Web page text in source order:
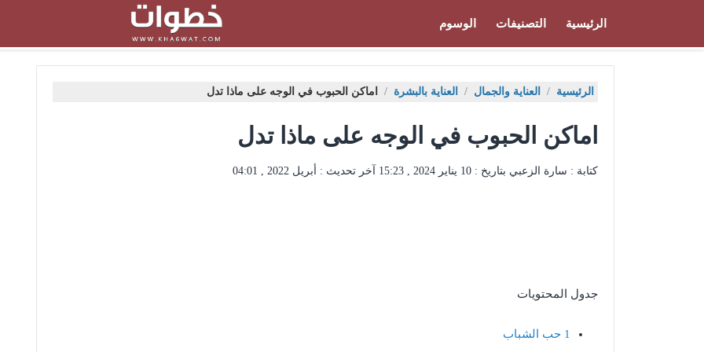
الرئيسية التصنيفات الوسوم
الرئيسية / العناية والجمال / العناية بالبشرة / اماكن الحبوب في الوجه على ماذا تدل
اماكن الحبوب في الوجه على ماذا تدل
كتابة : سارة الزعبي بتاريخ : 10 يناير 2024 , 15:23 آخر تحديث : أبريل 2022 , 04:01
جدول المحتويات
1 حب الشباب